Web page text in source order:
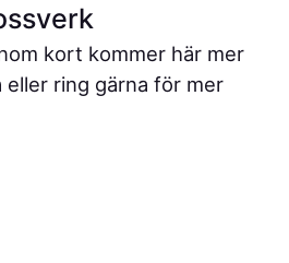
kort kommer här mer
eller ring gärna för mer